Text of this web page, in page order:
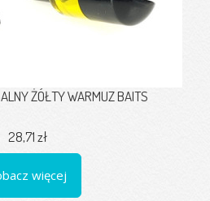
ŻÓŁTY WARMUZ BAITS
28,71 zł
więcej